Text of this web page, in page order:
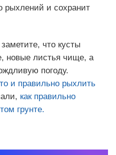
рыхлений и сохранит
что кусты
новые листья чище, а
погоду.
и правильно рыхлить
как правильно
грунте.